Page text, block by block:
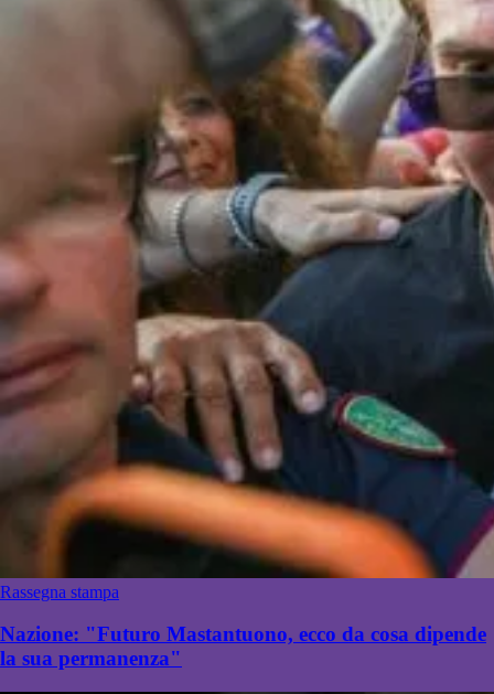
Rassegna stampa
Nazione: "Futuro Mastantuono, ecco da cosa dipende
la sua permanenza"